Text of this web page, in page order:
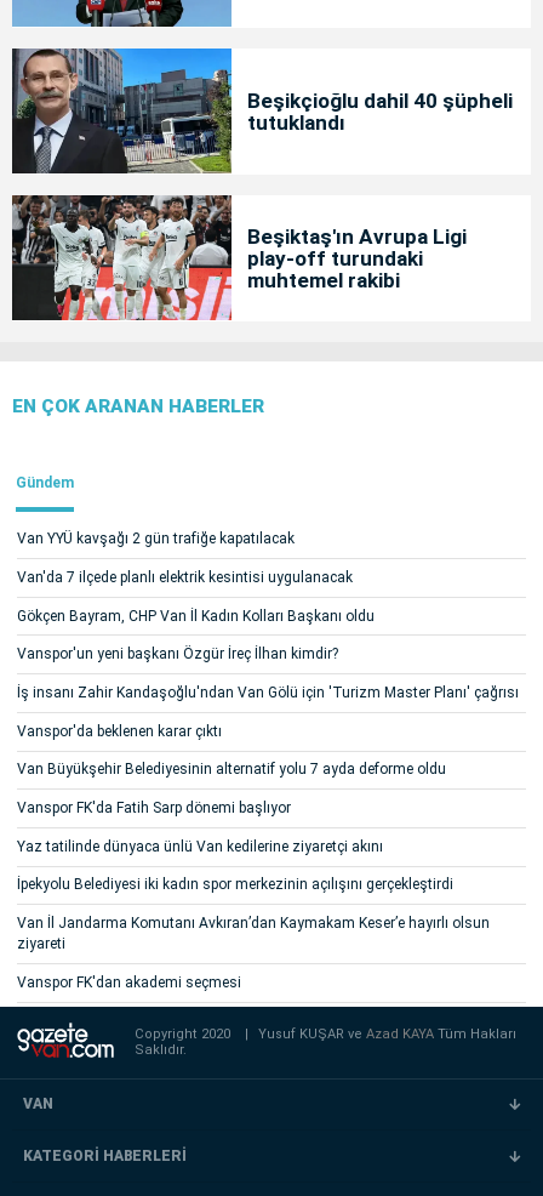
Beşikçioğlu dahil 40 şüpheli
tutuklandı
Beşiktaş'ın Avrupa Ligi
play-off turundaki
muhtemel rakibi
EN ÇOK ARANAN HABERLER
Gündem
Van YYÜ kavşağı 2 gün trafiğe kapatılacak
Van'da 7 ilçede planlı elektrik kesintisi uygulanacak
Gökçen Bayram, CHP Van İl Kadın Kolları Başkanı oldu
Vanspor'un yeni başkanı Özgür İreç İlhan kimdir?
İş insanı Zahir Kandaşoğlu'ndan Van Gölü için 'Turizm Master Planı' çağrısı
Vanspor'da beklenen karar çıktı
Van Büyükşehir Belediyesinin alternatif yolu 7 ayda deforme oldu
Vanspor FK'da Fatih Sarp dönemi başlıyor
Yaz tatilinde dünyaca ünlü Van kedilerine ziyaretçi akını
İpekyolu Belediyesi iki kadın spor merkezinin açılışını gerçekleştirdi
Van İl Jandarma Komutanı Avkıran’dan Kaymakam Keser’e hayırlı olsun
ziyareti
Vanspor FK'dan akademi seçmesi
Copyright 2020 Yusuf KUŞAR veAzad KAYATüm Hakları
Saklıdır.
VAN
KATEGORİ HABERLERİ